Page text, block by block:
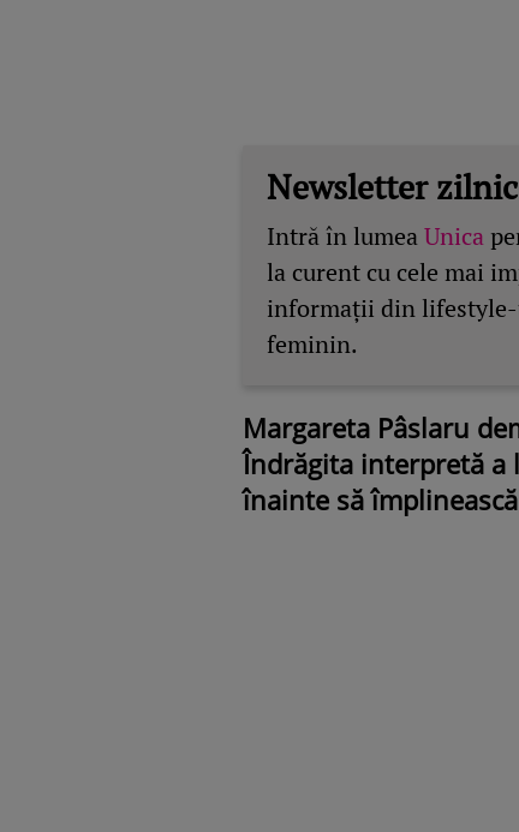
Newsletter
Intră în lumeaUnica
la curent cu cele mai
informații din
feminin.
Margareta Pâslaru
Îndrăgita interpretă a
înainte să